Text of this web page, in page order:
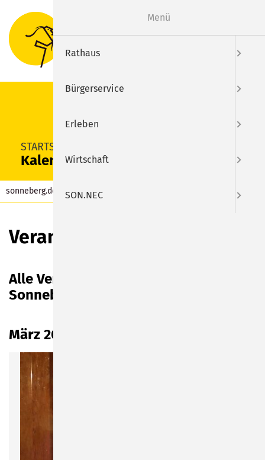
Menu
STARTSEITE
Kalender
sonneberg.de Kalender
Veranstaltungen
Alle Veranstaltungen in und um
Sonneberg auf einen Blick
März 2023
Menü
Rathaus
Bürgerservice
Erleben
Wirtschaft
SON.NEC